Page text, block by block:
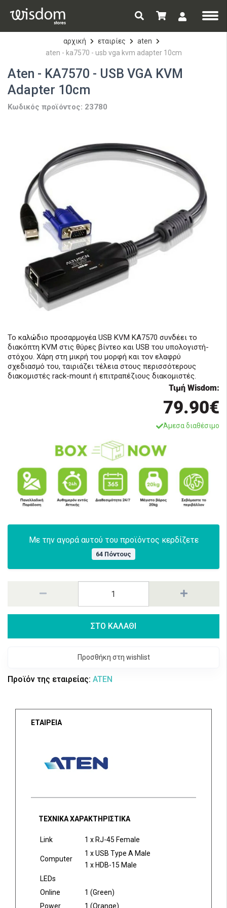
αρχική εταιρίες
aten
aten - ka7570 - usb vga kvm adapter 10cm
Aten - KA7570 - USB VGA KVM
Adapter 10cm
Κωδικός προϊόντος: 23780
Το καλώδιο προσαρμογέα USB KVM KA7570 συνδέει το
διακόπτη KVM στις θύρες βίντεο και USB του υπολογιστή-
στόχου. Χάρη στη μικρή του μορφή και τον ελαφρύ
σχεδιασμό του, ταιριάζει τέλεια στους περισσότερους
διακομιστές rack-mount ή επιτραπέζιους διακομιστές.
Τιμή Wisdom:
79.90€
Άμεσα διαθέσιμο
Με την αγορά αυτού του προϊόντος κερδίζετε
64 Πόντους
ΣΤΟ ΚΑΛΑΘΙ
Προσθήκη στη wishlist
Προϊόν της εταιρείας: ATEN
ΕΤΑΙΡΕΙΑ
ΤΕΧΝΙΚΑ ΧΑΡΑΚΤΗΡΙΣΤΙΚΑ
Link 1 x RJ-45 Female
Computer
1 x USB Type A Male
1 x HDB-15 Male
LEDs
Online
1 (Green)
Power
1 (Orange)